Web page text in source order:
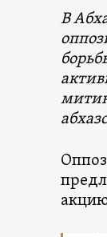
В